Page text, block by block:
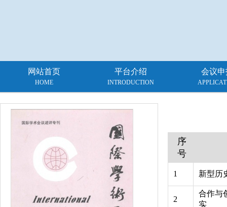
网站首页
HOME
平台介绍
INTRODUCTION
会议申
序
号
1 新型历
2
合作与
实